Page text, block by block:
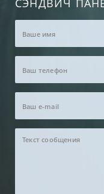
СЭНДВИЧ